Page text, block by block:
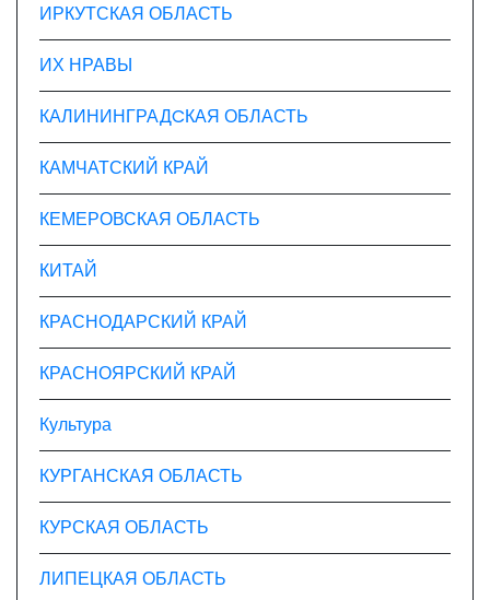
ИРКУТСКАЯ ОБЛАСТЬ
ИХ НРАВЫ
КАЛИНИНГРАДCКАЯ ОБЛАСТЬ
КАМЧАТСКИЙ КРАЙ
КЕМЕРОВСКАЯ ОБЛАСТЬ
КИТАЙ
КРАСНОДАРСКИЙ КРАЙ
КРАСНОЯРСКИЙ КРАЙ
Культура
КУРГАНСКАЯ ОБЛАСТЬ
КУРСКАЯ ОБЛАСТЬ
ЛИПЕЦКАЯ ОБЛАСТЬ